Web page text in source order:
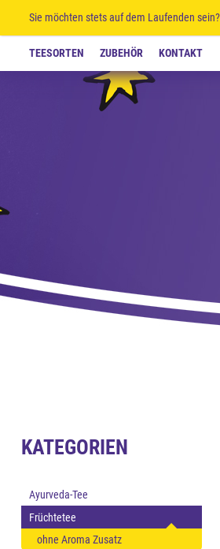
Sie möchten stets auf dem Laufenden
TEESORTEN ZUBEHÖR KONTAKT
KATEGORIEN
Ayurveda-Tee
Früchtetee
ohne Aroma Zusatz